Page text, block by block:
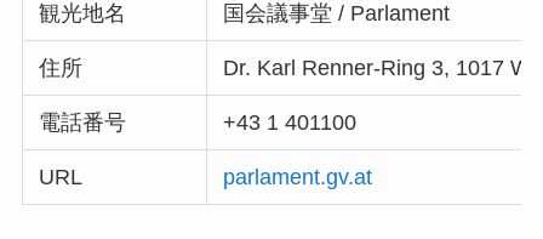
観光地名 国会議事堂 / Parlament
住所 Dr. Karl Renner-Ring 3, 1017
電話番号 +43 1 401100
URL parlament.gv.at